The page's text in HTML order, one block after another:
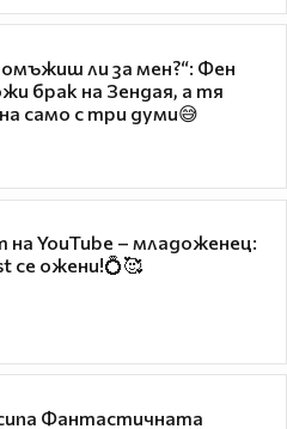
ли за мен?“: Фен
брак на Зендая, а тя
само с три думи😅
на YouTube – младоженец:
се ожени!💍🥰
Фантастичната